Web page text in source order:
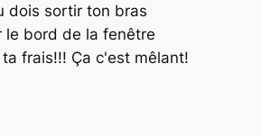
dois sortir ton bras
le bord de la fenêtre
frais!!! Ça c'est mêlant!